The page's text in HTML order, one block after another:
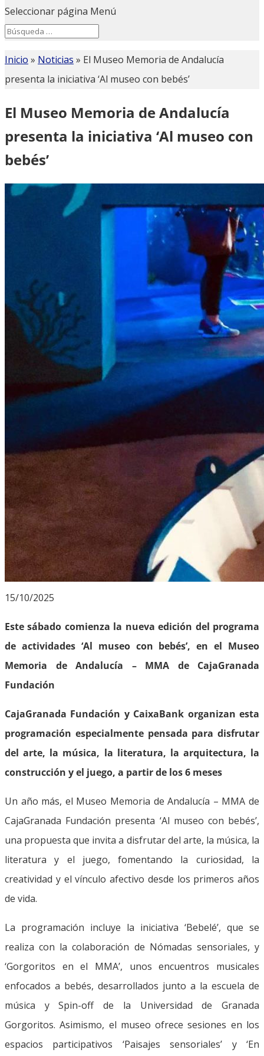
Seleccionar página Menú
Search
for...
Inicio » Noticias » El Museo Memoria de Andalucía
presenta la iniciativa ‘Al museo con bebés’
El Museo Memoria de Andalucía
presenta la iniciativa ‘Al museo con
bebés’
15/10/2025
Este sábado comienza la nueva edición del programa
de actividades ‘Al museo con bebés’, en el Museo
Memoria de Andalucía – MMA de CajaGranada
Fundación
CajaGranada Fundación y CaixaBank organizan esta
programación especialmente pensada para disfrutar
del arte, la música, la literatura, la arquitectura, la
construcción y el juego, a partir de los 6 meses
Un año más, el Museo Memoria de Andalucía – MMA de
CajaGranada Fundación presenta ‘Al museo con bebés’,
una propuesta que invita a disfrutar del arte, la música, la
literatura y el juego, fomentando la curiosidad, la
creatividad y el vínculo afectivo desde los primeros años
de vida.
La programación incluye la iniciativa ‘Bebelé’, que se
realiza con la colaboración de Nómadas sensoriales, y
‘Gorgoritos en el MMA’, unos encuentros musicales
enfocados a bebés, desarrollados junto a la escuela de
música y Spin-off de la Universidad de Granada
Gorgoritos. Asimismo, el museo ofrece sesiones en los
espacios participativos ‘Paisajes sensoriales’ y ‘En